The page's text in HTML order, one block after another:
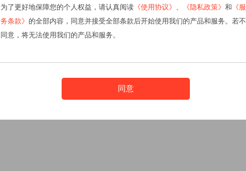
为了更好地保障您的个人权益，请认真阅读 《使用协议》 《隐私政策》 和 《服
务条款》 的全部内容，同意并接受全部条款后开始使用我们的产品和服务。若不
同意，将无法使用我们的产品和服务。
同意